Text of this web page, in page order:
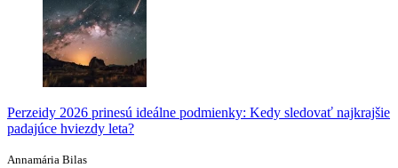
Perzeidy 2026 prinesú ideálne podmienky: Kedy sledovať najkrajšie
padajúce hviezdy leta?
Annamária Bilas